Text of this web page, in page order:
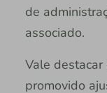
de
associado.
Vale destacar
promovido